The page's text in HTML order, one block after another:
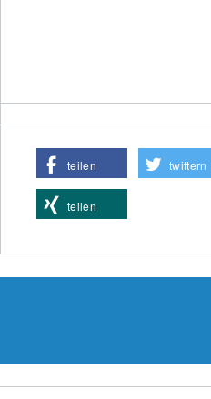
teilen twittern
teilen